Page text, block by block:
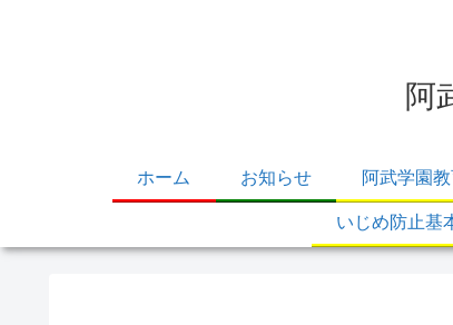
阿
ホーム お知らせ 阿武学園
いじめ防止基